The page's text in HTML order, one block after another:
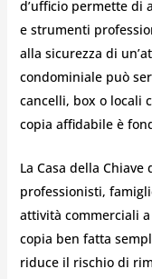
d’ufficio permette di
e strumenti
alla sicurezza di
condominiale può
cancelli, box o locali
copia affidabile è
La Casa della
professionisti,
attività commerciali
copia ben fatta
riduce il rischio di